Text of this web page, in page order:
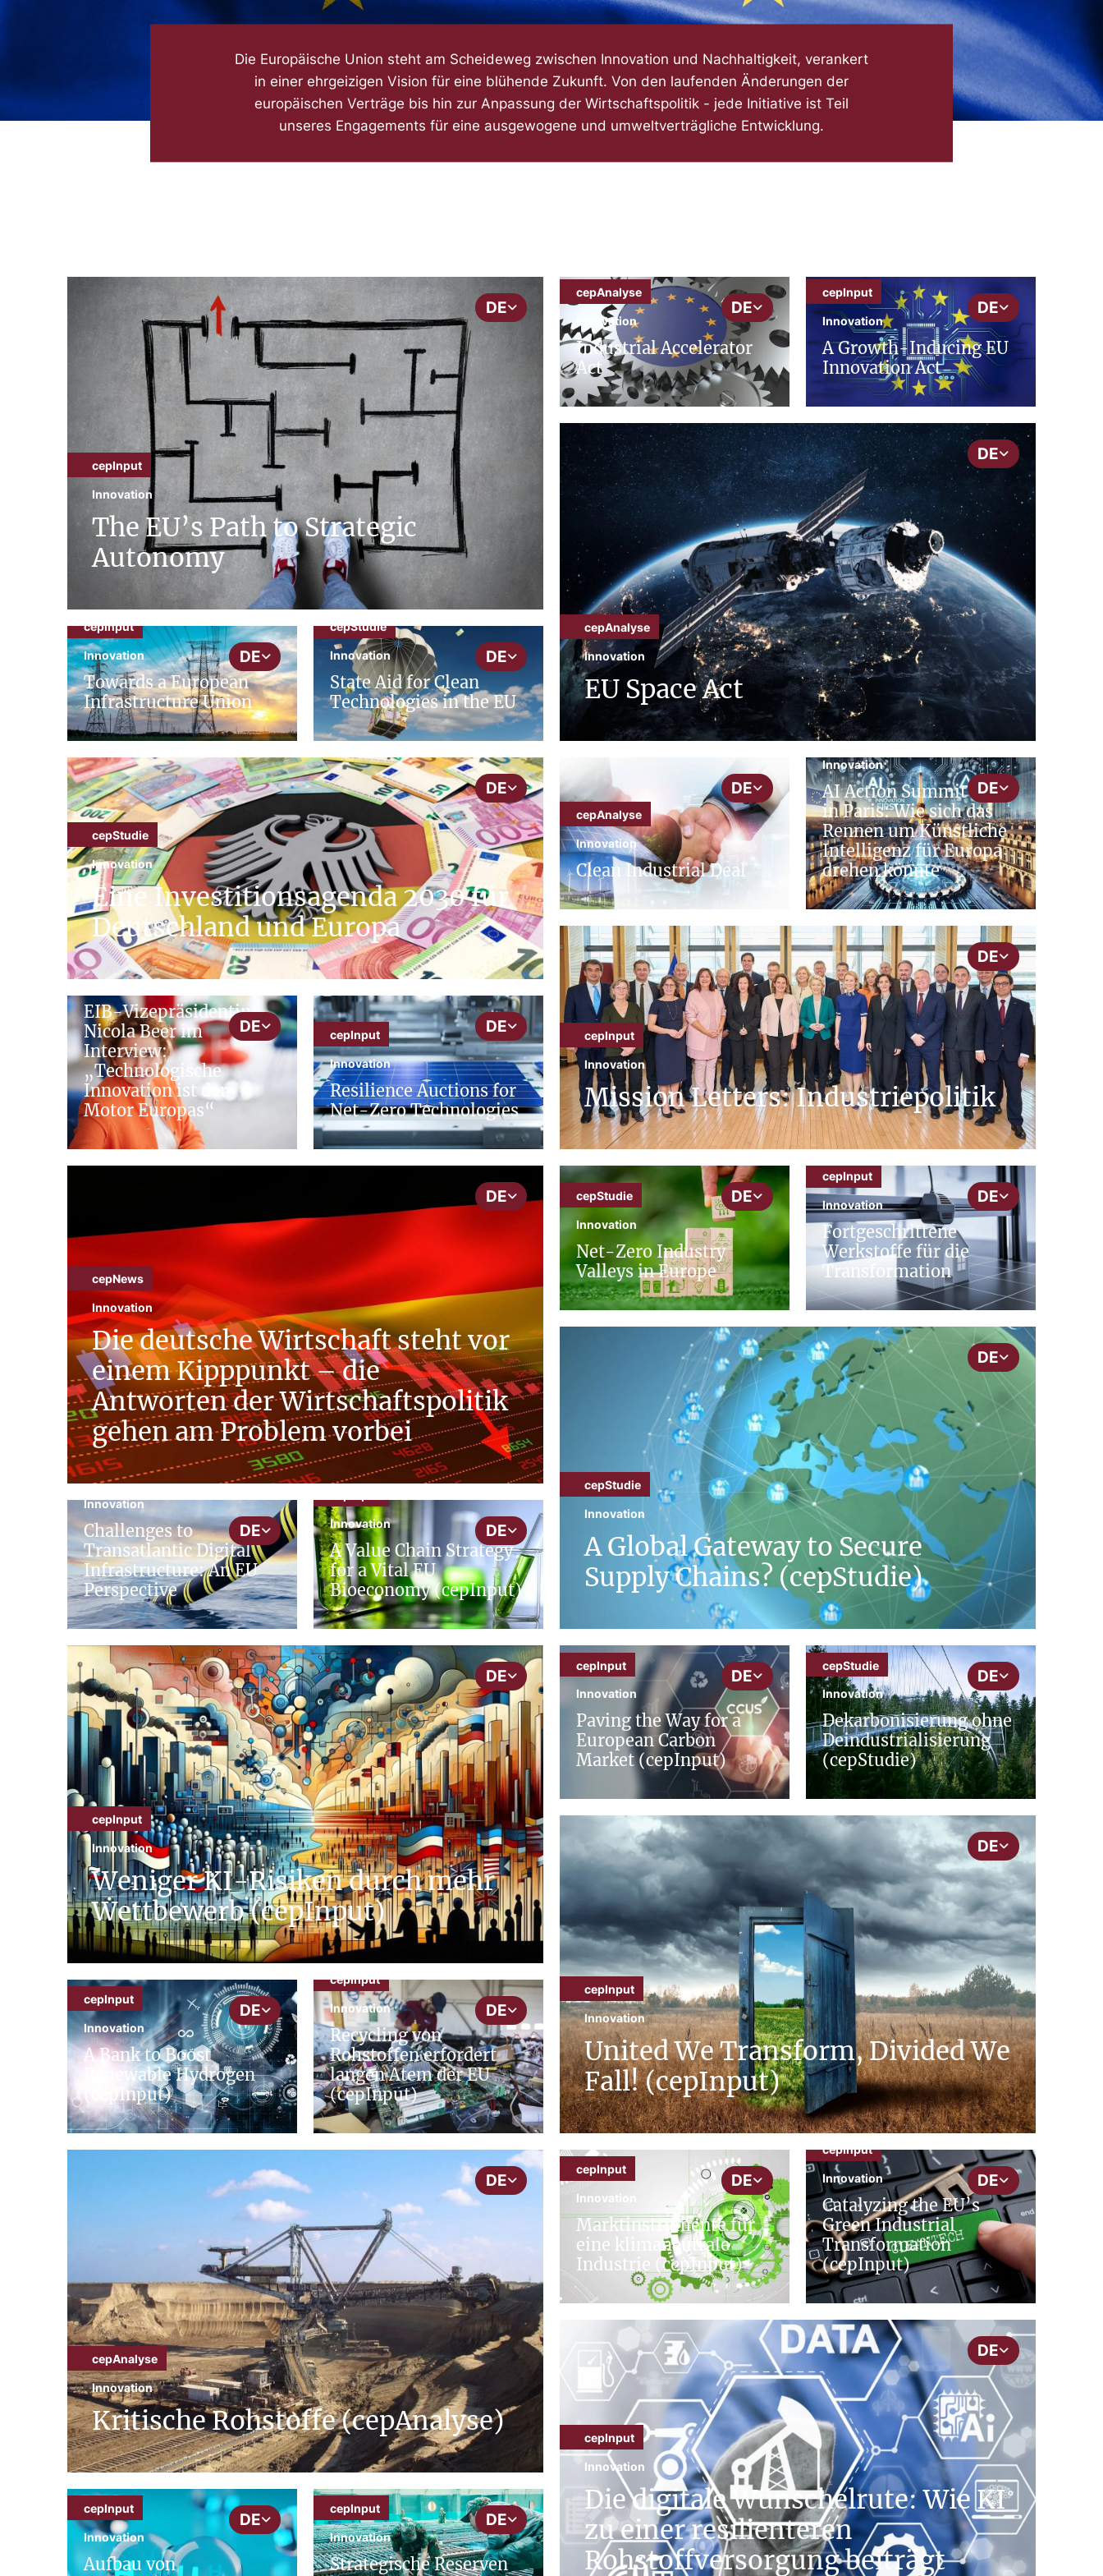
Die Europäische Union steht am Scheideweg zwischen Innovation und Nachhaltigkeit, verankert
in einer ehrgeizigen Vision für eine blühende Zukunft. Von den laufenden Änderungen der
europäischen Verträge bis hin zur Anpassung der Wirtschaftspolitik - jede Initiative ist Teil
unseres Engagements für eine ausgewogene und umweltverträgliche Entwicklung.
DE
cepInput
Innovation
The EU’s Path to Strategic
Autonomy
DE
cepAnalyse
Innovation
Industrial Accelerator
Act
DE
cepInput
Innovation
A Growth-Inducing EU
Innovation Act
DE
cepAnalyse
Innovation
EU Space Act
DE
cepInput
Innovation
Towards a European
Infrastructure Union
DE
cepStudie
Innovation
State Aid for Clean
Technologies in the EU
DE
cepStudie
Innovation
Eine Investitionsagenda 2030 für
Deutschland und Europa
DE
cepAnalyse
Innovation
Clean Industrial Deal
DE
cepNews
Innovation
AI Action Summit 2025
in Paris: Wie sich das
Rennen um Künstliche
Intelligenz für Europa
drehen könnte
DE
cepInput
Innovation
Mission Letters: Industriepolitik
DE
cepNews
EIB-Vizepräsidentin
Nicola Beer im
Interview:
„Technologische
Innovation ist der
Motor Europas“
DE
cepInput
Innovation
Resilience Auctions for
Net-Zero Technologies
DE
cepNews
Innovation
Die deutsche Wirtschaft steht vor
einem Kipppunkt – die
Antworten der Wirtschaftspolitik
gehen am Problem vorbei
DE
cepStudie
Innovation
Net-Zero Industry
Valleys in Europe
DE
cepInput
Innovation
Fortgeschrittene
Werkstoffe für die
Transformation
DE
cepStudie
Innovation
A Global Gateway to Secure
Supply Chains? (cepStudie)
DE
cepInput
Innovation
Challenges to
Transatlantic Digital
Infrastructure: An EU
Perspective
DE
Innovation
A Value Chain Strategy
for a Vital EU
Bioeconomy (cepInput)
DE
cepInput
Innovation
Weniger KI-Risiken durch mehr
Wettbewerb (cepInput)
DE
cepInput
Innovation
Paving the Way for a
European Carbon
Market (cepInput)
DE
cepStudie
Innovation
Dekarbonisierung ohne
Deindustrialisierung
(cepStudie)
DE
cepInput
Innovation
United We Transform, Divided We
Fall! (cepInput)
DE
cepInput
Innovation
A Bank to Boost
Renewable Hydrogen
(cepInput)
DE
cepInput
Innovation
Recycling von
Rohstoffen erfordert
langen Atem der EU
(cepInput)
DE
cepAnalyse
Innovation
Kritische Rohstoffe (cepAnalyse)
DE
cepInput
Innovation
Marktinstrumente für
eine klimaneutrale
Industrie (cepInput)
DE
cepInput
Innovation
Catalyzing the EU’s
Green Industrial
Transformation
(cepInput)
DE
cepInput
Innovation
Die digitale Wünschelrute: Wie KI
zu einer resilienteren
Rohstoffversorgung beiträgt
DE
cepInput
Innovation
Aufbau von
DE
cepInput
Innovation
Strategische Reserven